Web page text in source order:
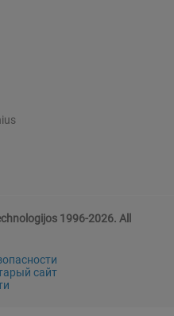
1996-2026. All
сайт